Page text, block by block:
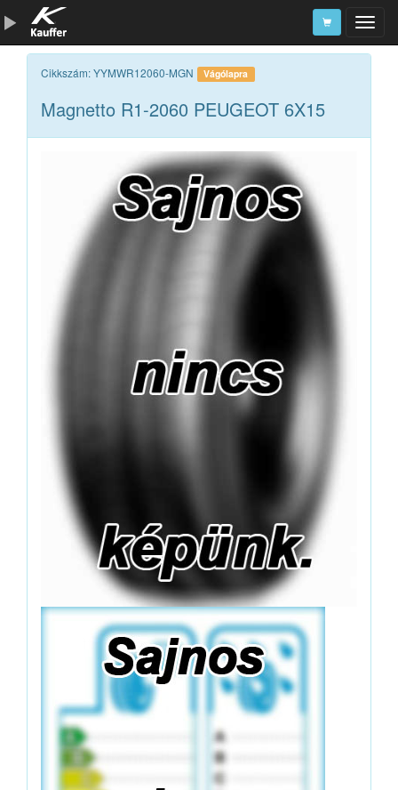
Szerszámkatalógus
Kosár
Alkatrészek
Cikkszám: YYMWR12060-MGN Vágólapra
Magnetto R1-2060 PEUGEOT 6X15